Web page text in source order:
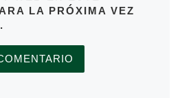
LA PRÓXIMA VEZ